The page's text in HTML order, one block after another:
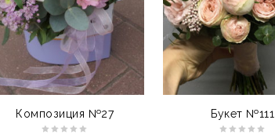
Композиция №27 Букет №111